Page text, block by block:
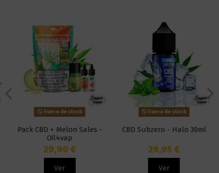
Fuera de stock
Pack CBD + Melon Sales -
Oil4vap
29,90 €
Ver
Fuera de stock
CBD Subzero - Halo 30ml
29,95 €
Ver